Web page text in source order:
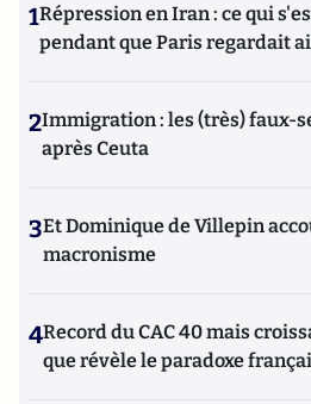
1Répression en Iran : ce qui
pendant que Paris regardait
2Immigration : les (très) faux-
après Ceuta
3Et Dominique de Villepin
macronisme
4Record du CAC 40 mais
que révèle le paradoxe